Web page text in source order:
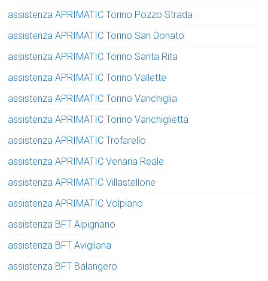
assistenza APRIMATIC Torino Pozzo Strada
assistenza APRIMATIC Torino San Donato
assistenza APRIMATIC Torino Santa Rita
assistenza APRIMATIC Torino Vallette
assistenza APRIMATIC Torino Vanchiglia
assistenza APRIMATIC Torino Vanchiglietta
assistenza APRIMATIC Trofarello
assistenza APRIMATIC Venaria Reale
assistenza APRIMATIC Villastellone
assistenza APRIMATIC Volpiano
assistenza BFT Alpignano
assistenza BFT Avigliana
assistenza BFT Balangero